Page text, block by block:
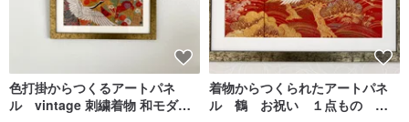
色打掛からつくるアートパネ
ル vintage 刺繍着物 和モダン
着物からつくられたアートパネ
ル 鶴 お祝い １点もの